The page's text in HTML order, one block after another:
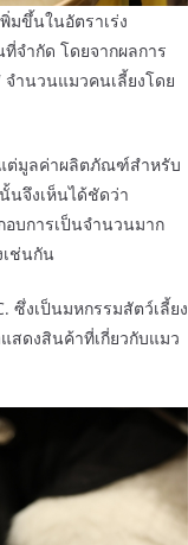
มขึ้นในอัตราเร่ง
ที่จำกัด โดยจากผลการ
ำนวนแมวคนเลี้ยงโดย
แต่มูลค่าผลิตภัณฑ์สำหรับ
นจึงเห็นได้ชัดว่า
อบการเป็นจำนวนมาก
เช่นกัน
ซึ่งเป็นมหกรรมสัตว์เลี้ยง
สดงสินค้าที่เกี่ยวกับแมว